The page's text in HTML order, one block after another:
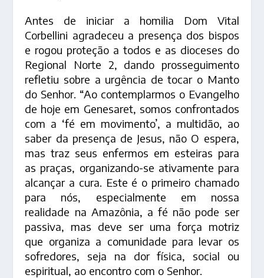
Antes de iniciar a homilia Dom Vital
Corbellini agradeceu a presença dos bispos
e rogou proteção a todos e as dioceses do
Regional Norte 2, dando prosseguimento
refletiu sobre a urgência de tocar o Manto
do Senhor. “Ao contemplarmos o Evangelho
de hoje em Genesaret, somos confrontados
com a ‘fé em movimento’, a multidão, ao
saber da presença de Jesus, não O espera,
mas traz seus enfermos em esteiras para
as praças, organizando-se ativamente para
alcançar a cura. Este é o primeiro chamado
para nós, especialmente em nossa
realidade na Amazônia, a fé não pode ser
passiva, mas deve ser uma força motriz
que organiza a comunidade para levar os
sofredores, seja na dor física, social ou
espiritual, ao encontro com o Senhor.